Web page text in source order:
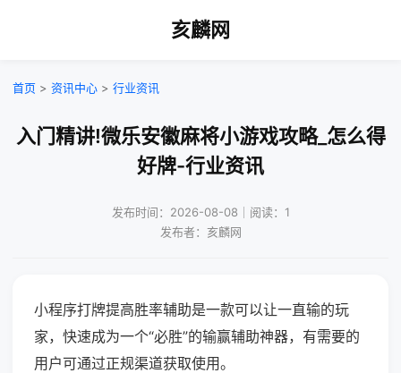
亥麟网
首页 > 资讯中心 > 行业资讯
入门精讲!微乐安徽麻将小游戏攻略_怎么得
好牌-行业资讯
发布时间：2026-08-08｜阅读：1
发布者：亥麟网
小程序打牌提高胜率辅助是一款可以让一直输的玩
家，快速成为一个“必胜”的输赢辅助神器，有需要的
用户可通过正规渠道获取使用。